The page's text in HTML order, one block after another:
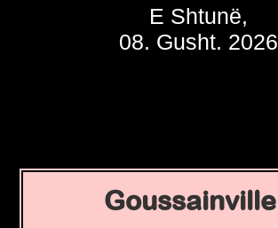
E Shtunë,
08. Gusht. 2026
Goussainville